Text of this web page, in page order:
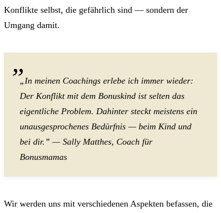
Konflikte selbst, die gefährlich sind — sondern der
Umgang damit.
„In meinen Coachings erlebe ich immer wieder:
Der Konflikt mit dem Bonuskind ist selten das
eigentliche Problem. Dahinter steckt meistens ein
unausgesprochenes Bedürfnis — beim Kind und
bei dir.” — Sally Matthes, Coach für
Bonusmamas
Wir werden uns mit verschiedenen Aspekten befassen, die